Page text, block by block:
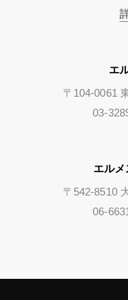
エ
〒104-0061
03-
エル
〒542-8510
06-